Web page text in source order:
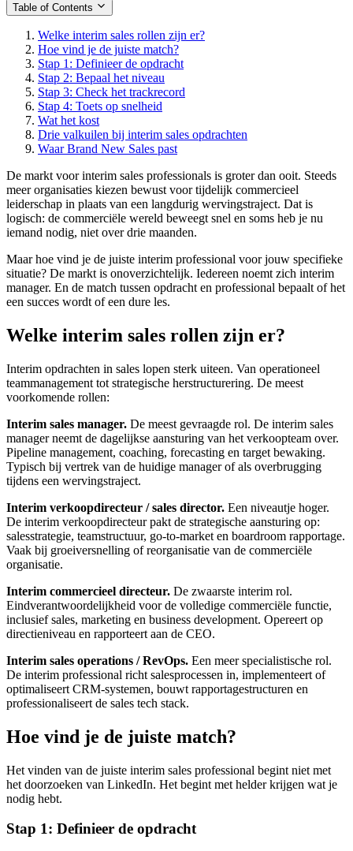
Table of Contents
Welke interim sales rollen zijn er?
Hoe vind je de juiste match?
Stap 1: Definieer de opdracht
Stap 2: Bepaal het niveau
Stap 3: Check het trackrecord
Stap 4: Toets op snelheid
Wat het kost
Drie valkuilen bij interim sales opdrachten
Waar Brand New Sales past
De markt voor interim sales professionals is groter dan ooit. Steeds
meer organisaties kiezen bewust voor tijdelijk commercieel
leiderschap in plaats van een langdurig wervingstraject. Dat is
logisch: de commerciële wereld beweegt snel en soms heb je nu
iemand nodig, niet over drie maanden.
Maar hoe vind je de juiste interim professional voor jouw specifieke
situatie? De markt is onoverzichtelijk. Iedereen noemt zich interim
manager. En de match tussen opdracht en professional bepaalt of het
een succes wordt of een dure les.
Welke interim sales rollen zijn er?
Interim opdrachten in sales lopen sterk uiteen. Van operationeel
teammanagement tot strategische herstructurering. De meest
voorkomende rollen:
Interim sales manager. De meest gevraagde rol. De interim sales
manager neemt de dagelijkse aansturing van het verkoopteam over.
Pipeline management, coaching, forecasting en target bewaking.
Typisch bij vertrek van de huidige manager of als overbrugging
tijdens een wervingstraject.
Interim verkoopdirecteur / sales director. Een niveautje hoger.
De interim verkoopdirecteur pakt de strategische aansturing op:
salesstrategie, teamstructuur, go-to-market en boardroom rapportage.
Vaak bij groeiversnelling of reorganisatie van de commerciële
organisatie.
Interim commercieel directeur. De zwaarste interim rol.
Eindverantwoordelijkheid voor de volledige commerciële functie,
inclusief sales, marketing en business development. Opereert op
directieniveau en rapporteert aan de CEO.
Interim sales operations / RevOps. Een meer specialistische rol.
De interim professional richt salesprocessen in, implementeert of
optimaliseert CRM-systemen, bouwt rapportagestructuren en
professionaliseert de sales tech stack.
Hoe vind je de juiste match?
Het vinden van de juiste interim sales professional begint niet met
het doorzoeken van LinkedIn. Het begint met helder krijgen wat je
nodig hebt.
Stap 1: Definieer de opdracht